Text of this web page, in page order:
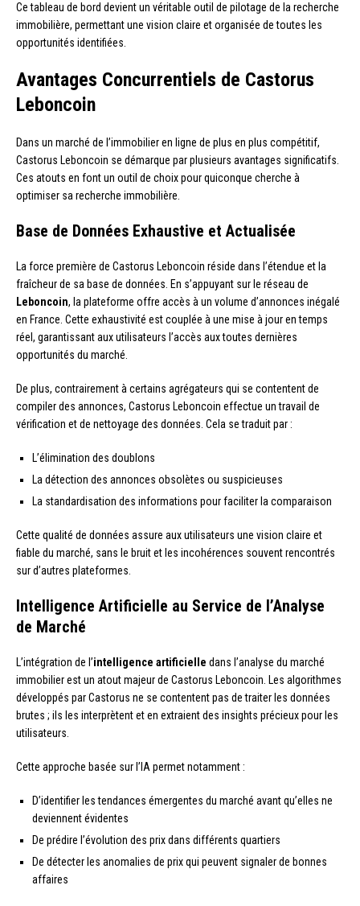
Ce tableau de bord devient un véritable outil de pilotage de la recherche
immobilière, permettant une vision claire et organisée de toutes les
opportunités identifiées.
Avantages Concurrentiels de Castorus
Leboncoin
Dans un marché de l’immobilier en ligne de plus en plus compétitif,
Castorus Leboncoin se démarque par plusieurs avantages significatifs.
Ces atouts en font un outil de choix pour quiconque cherche à
optimiser sa recherche immobilière.
Base de Données Exhaustive et Actualisée
La force première de Castorus Leboncoin réside dans l’étendue et la
fraîcheur de sa base de données. En s’appuyant sur le réseau de
Leboncoin, la plateforme offre accès à un volume d’annonces inégalé
en France. Cette exhaustivité est couplée à une mise à jour en temps
réel, garantissant aux utilisateurs l’accès aux toutes dernières
opportunités du marché.
De plus, contrairement à certains agrégateurs qui se contentent de
compiler des annonces, Castorus Leboncoin effectue un travail de
vérification et de nettoyage des données. Cela se traduit par :
L’élimination des doublons
La détection des annonces obsolètes ou suspicieuses
La standardisation des informations pour faciliter la comparaison
Cette qualité de données assure aux utilisateurs une vision claire et
fiable du marché, sans le bruit et les incohérences souvent rencontrés
sur d’autres plateformes.
Intelligence Artificielle au Service de l’Analyse
de Marché
L’intégration de l’intelligence artificielle dans l’analyse du marché
immobilier est un atout majeur de Castorus Leboncoin. Les algorithmes
développés par Castorus ne se contentent pas de traiter les données
brutes ; ils les interprètent et en extraient des insights précieux pour les
utilisateurs.
Cette approche basée sur l’IA permet notamment :
D’identifier les tendances émergentes du marché avant qu’elles ne
deviennent évidentes
De prédire l’évolution des prix dans différents quartiers
De détecter les anomalies de prix qui peuvent signaler de bonnes
affaires